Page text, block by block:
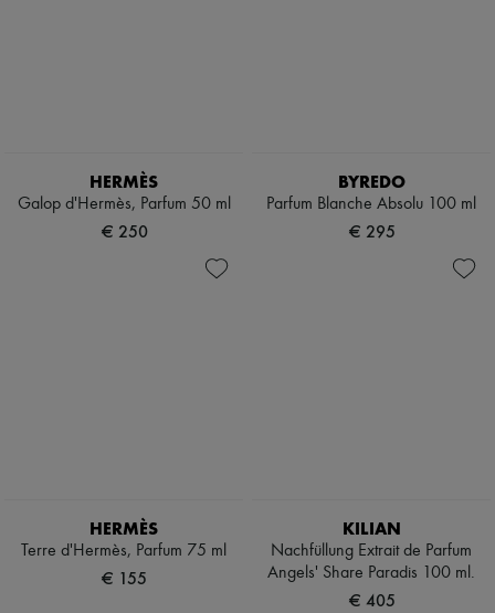
HERMÈS
Galop d'Hermès, Parfum 50 ml
€ 250
BYREDO
Parfum Blanche Absolu 100 ml
€ 295
HERMÈS
Terre d'Hermès, Parfum 75 ml
€ 155
KILIAN
Nachfüllung Extrait de Parfum
Angels' Share Paradis 100 ml.
€ 405